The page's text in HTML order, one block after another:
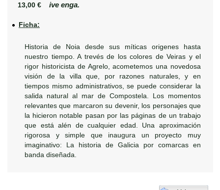
13,00 € ive enga.
Ficha:
Historia de Noia desde sus míticas origenes hasta
nuestro tiempo. A trevés de los colores de Veiras y el
rigor historicista de Agrelo, acometemos una novedosa
visión de la villa que, por razones naturales, y en
tiempos mismo administrativos, se puede considerar la
salida natural al mar de Compostela. Los momentos
relevantes que marcaron su devenir, los personajes que
la hicieron notable pasan por las páginas de un trabajo
que está alén de cualquier edad. Una aproximación
rigorosa y simple que inaugura un proyecto muy
imaginativo: La historia de Galicia por comarcas en
banda diseñada.